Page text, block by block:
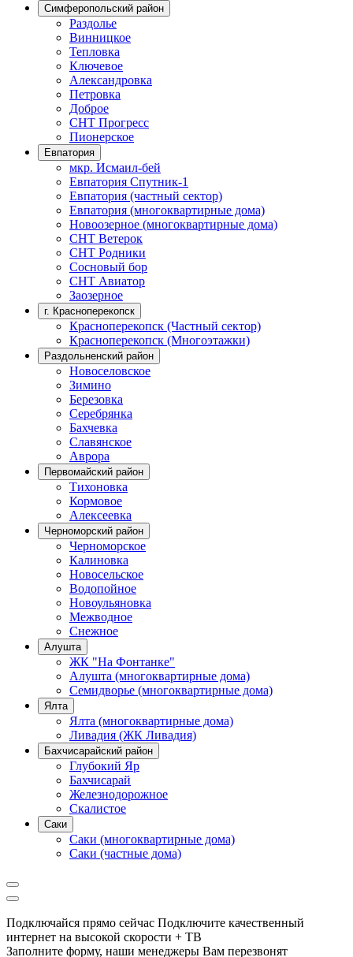
Симферопольский район
Раздолье
Винницкое
Тепловка
Ключевое
Александровка
Петровка
Доброе
СНТ Прогресс
Пионерское
Евпатория
мкр. Исмаил-бей
Евпатория Спутник-1
Евпатория (частный сектор)
Евпатория (многоквартирные дома)
Новоозерное (многоквартирные дома)
СНТ Ветерок
СНТ Родники
Сосновый бор
СНТ Авиатор
Заозерное
г. Красноперекопск
Красноперекопск (Частный сектор)
Красноперекопск (Многоэтажки)
Раздольненский район
Новоселовское
Зимино
Березовка
Серебрянка
Бахчевка
Славянское
Аврора
Первомайский район
Тихоновка
Кормовое
Алексеевка
Черноморский район
Черноморское
Калиновка
Новосельское
Водопойное
Новоульяновка
Межводное
Снежное
Алушта
ЖК "На Фонтанке"
Алушта (многоквартирные дома)
Семидворье (многоквартирные дома)
Ялта
Ялта (многоквартирные дома)
Ливадия (ЖК Ливадия)
Бахчисарайский район
Глубокий Яр
Бахчисарай
Железнодорожное
Скалистое
Саки
Саки (многоквартирные дома)
Саки (частные дома)
Подключайся прямо сейчас Подключите качественный
интернет на высокой скорости + ТВ
Заполните форму, наши менеджеры Вам перезвонят